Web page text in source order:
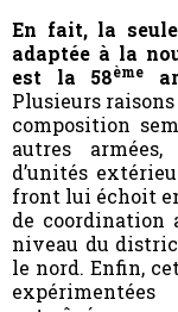
En fait, la
adaptée à la
est la 58ème
Plusieurs raisons
composition
autres
d’unités
front lui échoit
de coordination
niveau du
le nord. Enfin,